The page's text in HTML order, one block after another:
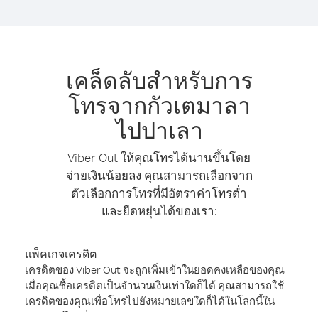
เคล็ดลับสำหรับการ
โทรจากกัวเตมาลา
ไปปาเลา
Viber Out ให้คุณโทรได้นานขึ้นโดย
จ่ายเงินน้อยลง คุณสามารถเลือกจาก
ตัวเลือกการโทรที่มีอัตราค่าโทรต่ำ
และยืดหยุ่นได้ของเรา:
แพ็คเกจเครดิต
เครดิตของ Viber Out จะถูกเพิ่มเข้าในยอดคงเหลือของคุณ
เมื่อคุณซื้อเครดิตเป็นจำนวนเงินเท่าใดก็ได้ คุณสามารถใช้
เครดิตของคุณเพื่อโทรไปยังหมายเลขใดก็ได้ในโลกนี้ใน